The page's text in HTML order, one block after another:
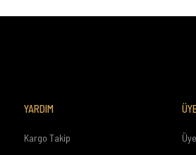
YARDIM
Kargo Takip